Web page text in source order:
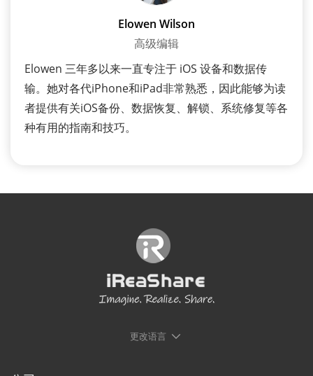
Elowen Wilson
高级编辑
Elowen 三年多以来一直专注于 iOS 设备和数据传
输。她对各代iPhone和iPad非常熟悉，因此能够为读
者提供有关iOS备份、数据恢复、解锁、系统修复等各
种有用的指南和技巧。
更改语言